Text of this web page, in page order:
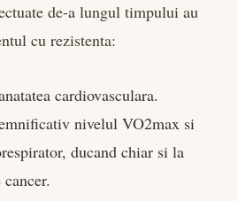
de-a lungul timpului au
cu rezistenta:
cardiovasculara.
nivelul VO2max si
ducand chiar si la